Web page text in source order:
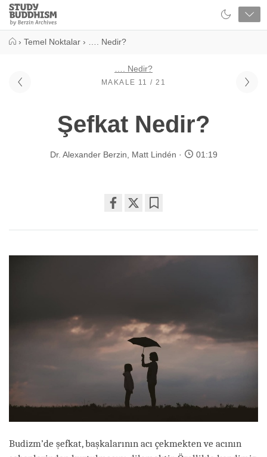
Close
Study
Buddhism
› Temel Noktalar › …. Nedir?
…. Nedir?
MAKALE 11 / 21
Şefkat Nedir?
Dr. Alexander Berzin Matt Lindén 01:19
on
Budizm’de şefkat, başkalarının acı çekmekten ve acının